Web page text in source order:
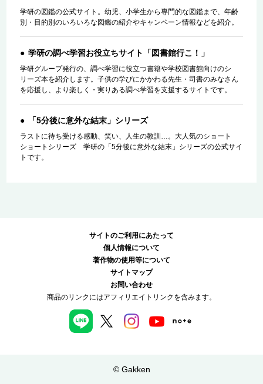
学研の図鑑の公式サイト。幼児、小学生から専門的な図鑑まで、年齢
別・目的別のいろいろな図鑑の紹介やキャンペーン情報などを紹介。
学研の調べ学習お役立ちサイト「図書館行こ！」
学研グループ発行の、調べ学習に役立つ書籍や学校図書館向けのシ
リーズ本を紹介します。子供の学びにかかわる先生・司書のみなさん
を応援し、より楽しく・実りある調べ学習を支援するサイトです。
「5分後に意外な結末」シリーズ
ラストに待ち受ける感動、笑い、人生の教訓…。大人気のショート
ショートシリーズ 学研の「5分後に意外な結末」シリーズの公式サイ
トです。
サイトのご利用にあたって
個人情報について
著作物の使用等について
サイトマップ
お問い合わせ
商品のリンクにはアフィリエイトリンクを含みます。
© Gakken